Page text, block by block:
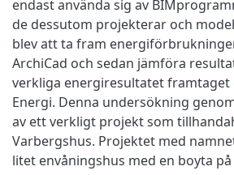
endast använda sig av
de dessutom projekterar och
blev att ta fram
ArchiCad och sedan jämföra
verkliga energiresultatet framtaget
Energi. Denna undersökning
av ett verkligt projekt som
Varbergshus. Projektet med
litet envåningshus med en boyta